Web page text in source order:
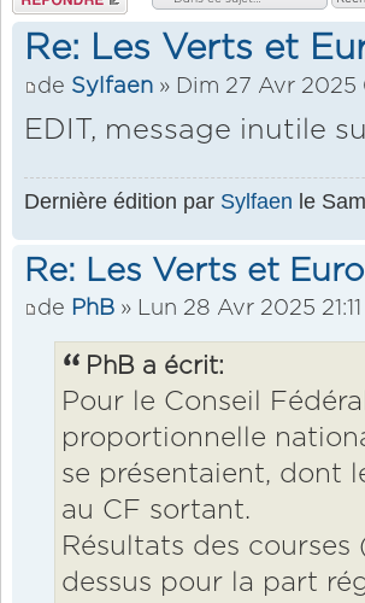
Re: Les Verts et
de Sylfaen » Dim 27 Avr 2025
EDIT, message inutile
Dernière édition par Sylfaen le
Re: Les Verts et
de PhB » Lun 28 Avr 2025 21:11
PhB a écrit:
Pour le Conseil
proportionnelle
se présentaient, dont
au CF sortant.
Résultats des
dessus pour la part